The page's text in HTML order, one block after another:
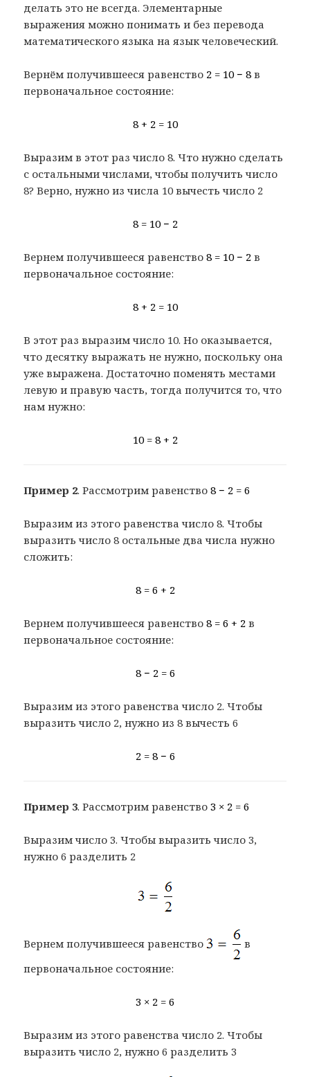
делать это не всегда. Элементарные
выражения можно понимать и без перевода
математического языка на язык человеческий.
Вернём получившееся равенство 2 = 10 − 8 в
первоначальное состояние:
8 + 2 = 10
Выразим в этот раз число 8. Что нужно сделать
с остальными числами, чтобы получить число
8? Верно, нужно из числа 10 вычесть число 2
8 = 10 − 2
Вернем получившееся равенство8 = 10 − 2 в
первоначальное состояние:
8 + 2 = 10
В этот раз выразим число 10. Но оказывается,
что десятку выражать не нужно, поскольку она
уже выражена. Достаточно поменять местами
левую и правую часть, тогда получится то, что
нам нужно:
10 = 8 + 2
Пример 2. Рассмотрим равенство8 − 2 = 6
Выразим из этого равенства число 8. Чтобы
выразить число 8 остальные два числа нужно
сложить:
8 = 6 + 2
Вернем получившееся равенство8 = 6 + 2 в
первоначальное состояние:
8 − 2 = 6
Выразим из этого равенства число 2. Чтобы
выразить число 2, нужно из 8 вычесть 6
2 = 8 − 6
Пример 3. Рассмотрим равенство3 × 2 = 6
Выразим число 3. Чтобы выразить число 3,
нужно 6 разделить 2
Вернем получившееся равенство
в
первоначальное состояние:
3 × 2 = 6
Выразим из этого равенства число 2. Чтобы
выразить число 2, нужно 6 разделить 3